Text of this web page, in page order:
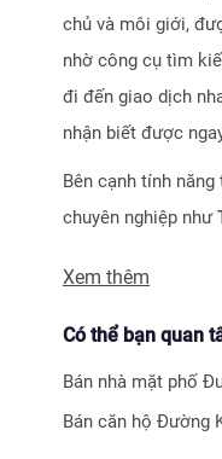
chủ và môi giới,
nhờ công cụ tìm
đi đến giao dịch
nhận biết được
Bên cạnh tính
chuyên nghiệp như
Với nhiều công cụ
Xem thêm
Có thể bạn quan
Bán nhà mặt phố
Bán căn hộ Đường